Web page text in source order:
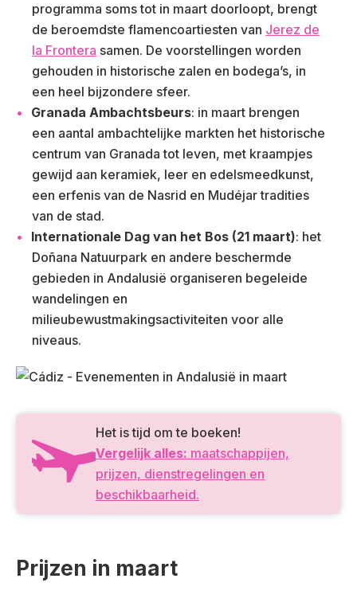
programma soms tot in maart doorloopt, brengt
de beroemdste flamencoartiesten van Jerez de
la Frontera samen. De voorstellingen worden
gehouden in historische zalen en bodega’s, in
een heel bijzondere sfeer.
Granada Ambachtsbeurs: in maart brengen
een aantal ambachtelijke markten het historische
centrum van Granada tot leven, met kraampjes
gewijd aan keramiek, leer en edelsmeedkunst,
een erfenis van de Nasrid en Mudéjar tradities
van de stad.
Internationale Dag van het Bos (21 maart): het
Doñana Natuurpark en andere beschermde
gebieden in Andalusië organiseren begeleide
wandelingen en
milieubewustmakingsactiviteiten voor alle
niveaus.
Het is tijd om te boeken!
Vergelijk alles: maatschappijen,
prijzen, dienstregelingen en
beschikbaarheid.
Prijzen in maart